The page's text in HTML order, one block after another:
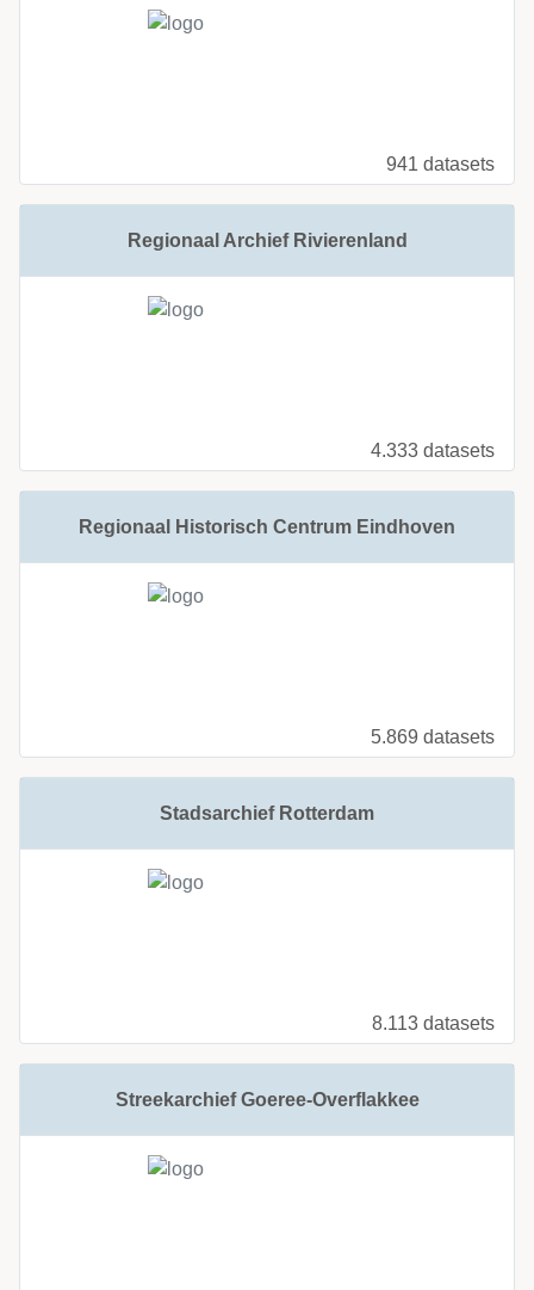
941 datasets
Regionaal Archief Rivierenland
4.333 datasets
Regionaal Historisch Centrum Eindhoven
5.869 datasets
Stadsarchief Rotterdam
8.113 datasets
Streekarchief Goeree-Overflakkee